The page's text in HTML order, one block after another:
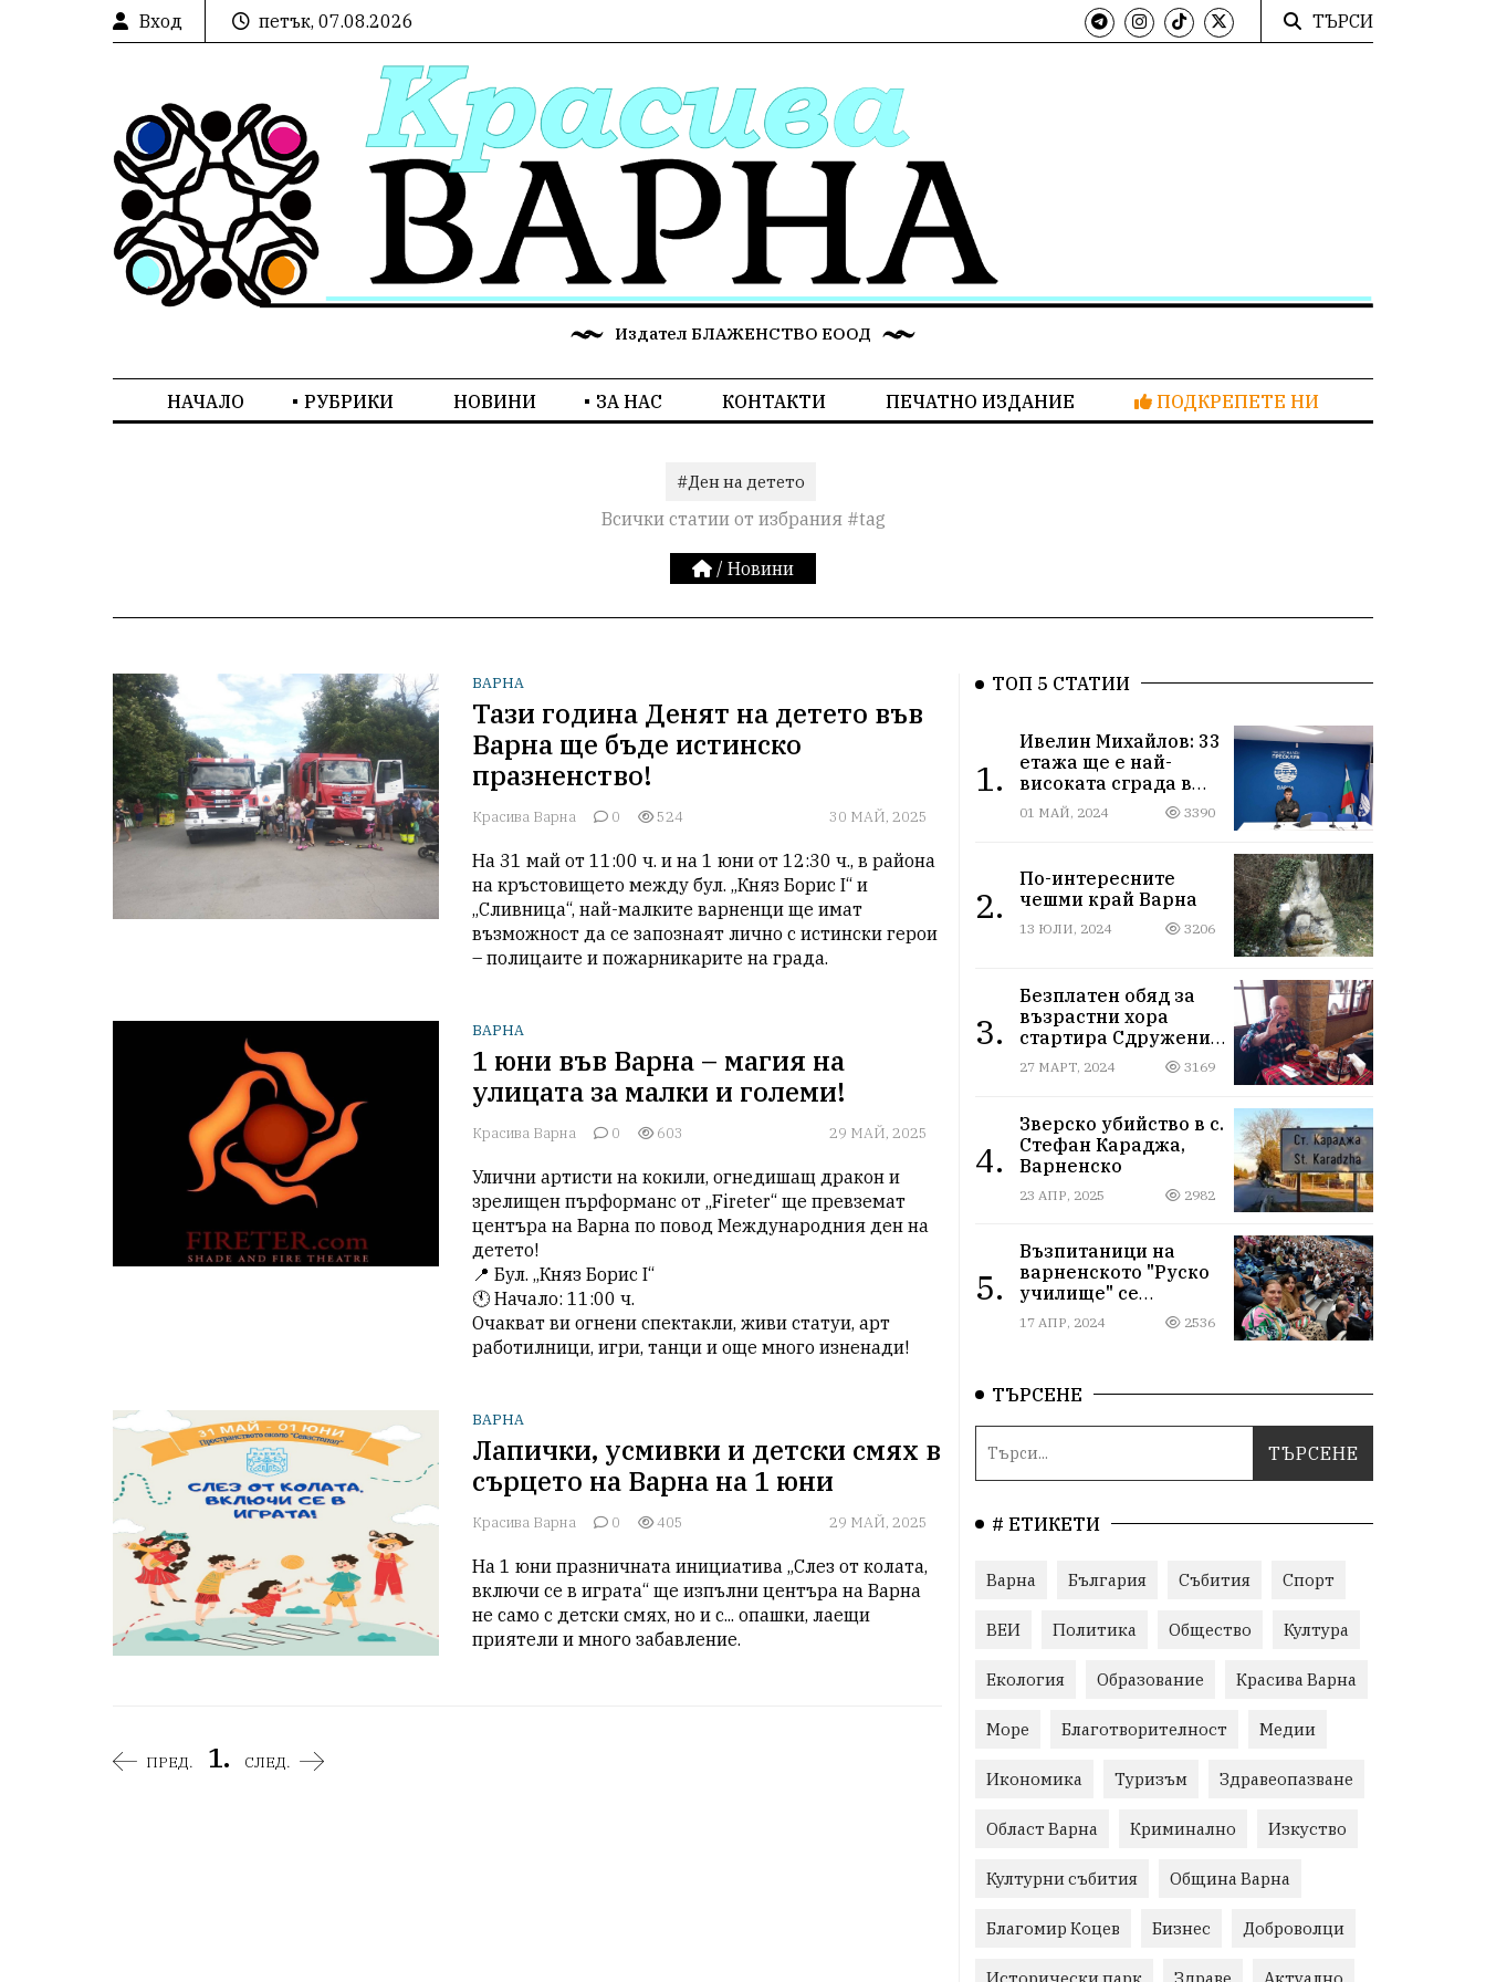
Вход петък, 07.08.2026 ТЪРСИ
Издател БЛАЖЕНСТВО ЕООД
НАЧАЛО РУБРИКИ НОВИНИ ЗА НАС КОНТАКТИ ПЕЧАТНО ИЗДАНИЕ ПОДКРЕПЕТЕ НИ
#Ден на детето
Всички статии от избрания #tag
/ Новини
ВАРНА
Тази година Денят на детето във
Варна ще бъде истинско
празненство!
Красива Варна 0 524 30 МАЙ, 2025
На 31 май от 11:00 ч. и на 1 юни от 12:30 ч., в района
на кръстовището между бул. „Княз Борис I“ и
„Сливница“, най-малките варненци ще имат
възможност да се запознаят лично с истински герои
– полицаите и пожарникарите на града.
ВАРНА
1 юни във Варна – магия на
улицата за малки и големи!
Красива Варна 0 603 29 МАЙ, 2025
Улични артисти на кокили, огнедишащ дракон и
зрелищен пърформанс от „Fireter“ ще превземат
центъра на Варна по повод Международния ден на
детето!
📍 Бул. „Княз Борис I“
🕚 Начало: 11:00 ч.
Очакват ви огнени спектакли, живи статуи, арт
работилници, игри, танци и още много изненади!
ВАРНА
Лапички, усмивки и детски смях в
сърцето на Варна на 1 юни
Красива Варна 0 405 29 МАЙ, 2025
На 1 юни празничната инициатива „Слез от колата,
включи се в играта“ ще изпълни центъра на Варна
не само с детски смях, но и с... опашки, лаещи
приятели и много забавление.
ПРЕД. 1. СЛЕД.
ТОП 5 СТАТИИ
1.
Ивелин Михайлов: 33
етажа ще е най-
високата сграда в
новия Сити център
във Варна
01 МАЙ, 2024 3390
2.
По-интересните
чешми край Варна
13 ЮЛИ, 2024 3206
3.
Безплатен обяд за
възрастни хора
стартира Сдружение
„Хора от народа“ във
Варна
27 МАРТ, 2024 3169
4.
Зверско убийство в с.
Стефан Караджа,
Варненско
23 АПР, 2025 2982
5.
Възпитаници на
варненското "Руско
училище" се
срещнаха на юбилея
си отвъд
17 АПР, 2024 2536
ТЪРСЕНЕ
# ЕТИКЕТИ
Варна България Събития Спорт
ВЕИ Политика Общество Култура
Екология Образование Красива Варна
Море Благотворителност Медии
Икономика Туризъм Здравеопазване
Област Варна Криминално Изкуство
Културни събития Община Варна
Благомир Коцев Бизнес Доброволци
Исторически парк Здраве Актуално